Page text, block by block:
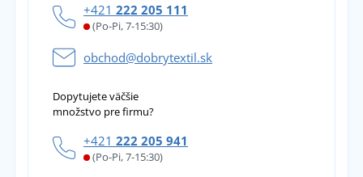
+421 222 205 111
(Po-Pi, 7-15:30)
obchod@dobrytextil.sk
Dopytujete väčšie
množstvo pre firmu?
+421 222 205 941
(Po-Pi, 7-15:30)